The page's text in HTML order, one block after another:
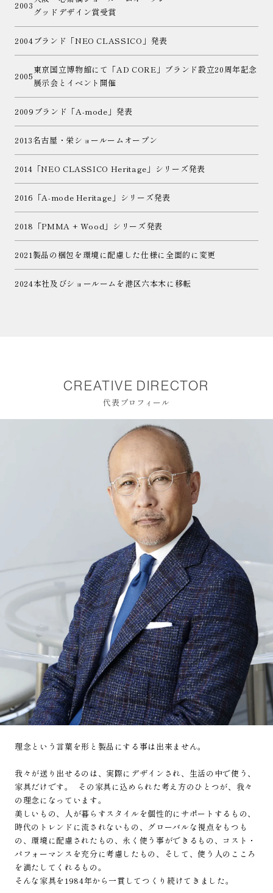
2003
グッドデザイン賞受賞
2004ブランド「NEO CLASSICO」発表
2005
東京国立博物館にて「AD CORE」ブランド設立20周年記念
展示会とイベント開催
2009 ブランド「A-mode」発表
2013名古屋・栄ショールームオープン
2014 「NEO CLASSICO Heritage」シリーズ発表
2016 「A-mode Heritage」シリーズ発表
2018 「PMMA + Wood」シリーズ発表
2021製品の梱包を環境に配慮した仕様に全面的に変更
2024本社及びショールームを港区六本木に移転
CREATIVE DIRECTOR
代表プロフィール
理念という言葉を形と製品にする事は出来ません。
我々が送り出せるのは、実際にデザインされ、生活の中で使う、
家具だけです。 その家具に込められた考え方のひとつが、我々
の理念になっています。
美しいもの、人が暮らすスタイルを個性的にサポートするもの、
時代のトレンドに流されないもの、グローバルな視点をもつも
の、環境に配慮されたもの、永く使う事ができるもの、コスト・
パフォーマンスを充分に考慮したもの、そして、使う人のこころ
を満たしてくれるもの。
そんな家具を1984年から一貫してつくり続けてきました。